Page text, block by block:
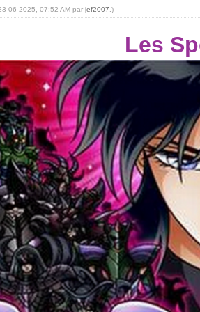
06-2025, 07:52 AM par jef2007 .)
Les